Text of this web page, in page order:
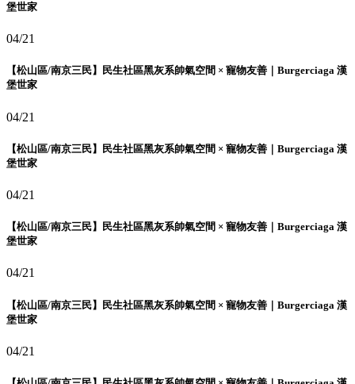
堡世家
04/21
【松山區/南京三民】民生社區黑灰系帥氣空間 × 寵物友善｜Burgerciaga 漢
堡世家
04/21
【松山區/南京三民】民生社區黑灰系帥氣空間 × 寵物友善｜Burgerciaga 漢
堡世家
04/21
【松山區/南京三民】民生社區黑灰系帥氣空間 × 寵物友善｜Burgerciaga 漢
堡世家
04/21
【松山區/南京三民】民生社區黑灰系帥氣空間 × 寵物友善｜Burgerciaga 漢
堡世家
04/21